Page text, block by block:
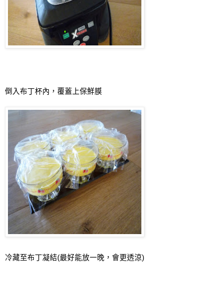
倒入布丁杯內 ，覆蓋上保鮮膜
冷藏至布丁凝結(最好能放一晚 ，會更透涼)